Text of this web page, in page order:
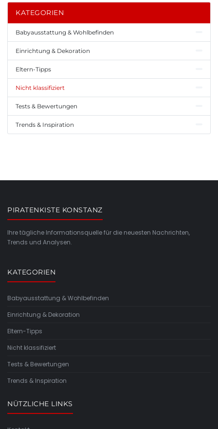
KATEGORIEN
Babyausstattung & Wohlbefinden
Einrichtung & Dekoration
Eltern-Tipps
Nicht klassifiziert
Tests & Bewertungen
Trends & Inspiration
PIRATENKISTE KONSTANZ
Ihre tägliche Informationsquelle für die neuesten Nachrichten,
Trends und Analysen.
KATEGORIEN
Babyausstattung & Wohlbefinden
Einrichtung & Dekoration
Eltern-Tipps
Nicht klassifiziert
Tests & Bewertungen
Trends & Inspiration
NÜTZLICHE LINKS